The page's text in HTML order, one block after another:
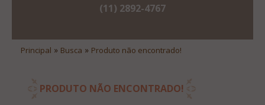
Lista De Desejos
Minha Conta
Site Institucional
(11) 2892-4767
Principal » Busca » Produto não encontrado!
PRODUTO NÃO ENCONTRADO!